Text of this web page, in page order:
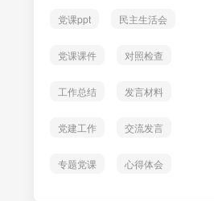
党课ppt 民主生活会
党课课件 对照检查
工作总结 发言材料
党建工作 交流发言
专题党课 心得体会